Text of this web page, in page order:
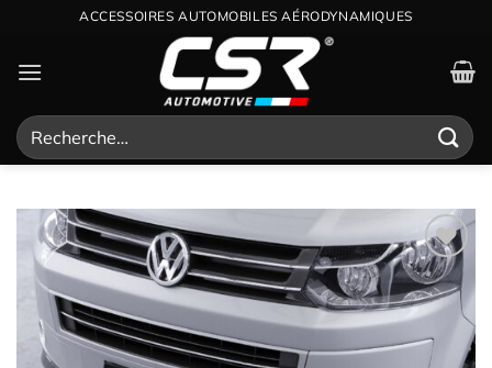
contenu
ACCESSOIRES AUTOMOBILES AÉRODYNAMIQUES
Recherche
pour :
Ajouter
à la
wishlist